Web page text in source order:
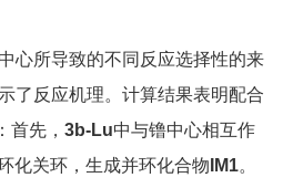
心所导致的不同反应选择性的来
了反应机理。计算结果表明配合
首先， 3b-Lu中与镥中心相互作
化关环，生成并环化合物 IM1。